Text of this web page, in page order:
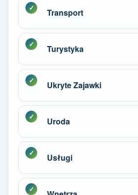
Transport
Turystyka
Ukryte Zajawki
Uroda
Usługi